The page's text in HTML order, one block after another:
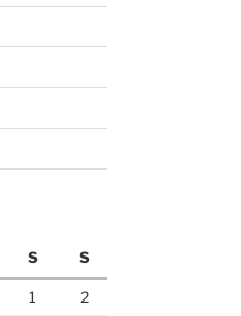
S S
1
2